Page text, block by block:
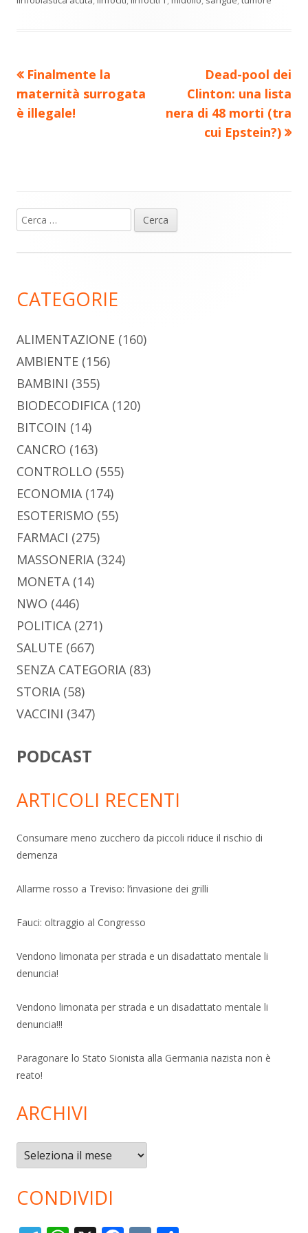
Navigazione
articoli
Precedente
articolo:
Finalmente la
maternità surrogata
è illegale!
Nuovo
articolo:
Dead-pool dei
Clinton: una lista
nera di 48 morti (tra
cui Epstein?)
Barra
laterale
Ricerca
per:
CATEGORIE
ALIMENTAZIONE (160)
AMBIENTE (156)
BAMBINI (355)
BIODECODIFICA(120)
BITCOIN (14)
CANCRO (163)
CONTROLLO (555)
ECONOMIA(174)
ESOTERISMO (55)
FARMACI (275)
MASSONERIA(324)
MONETA(14)
NWO (446)
POLITICA(271)
SALUTE (667)
SENZA CATEGORIA(83)
STORIA(58)
VACCINI (347)
PODCAST
ARTICOLI RECENTI
Consumare meno zucchero da piccoli riduce il rischio di
demenza
Allarme rosso a Treviso: l’invasione dei grilli
Fauci: oltraggio al Congresso
Vendono limonata per strada e un disadattato mentale li
denuncia!
Vendono limonata per strada e un disadattato mentale li
denuncia!!!
Paragonare lo Stato Sionista alla Germania nazista non è
reato!
ARCHIVI
Archivi
CONDIVIDI